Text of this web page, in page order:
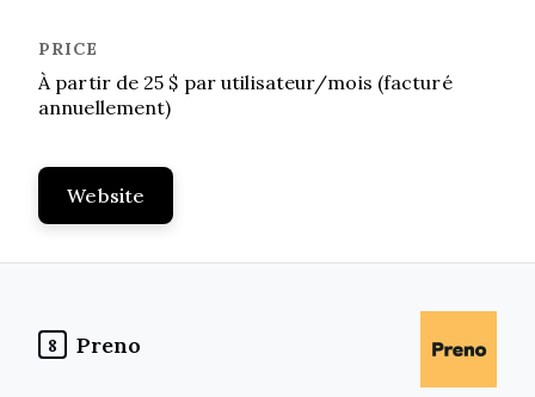
À partir de 25 $ par utilisateur/mois (facturé
annuellement)
Website
8 Preno